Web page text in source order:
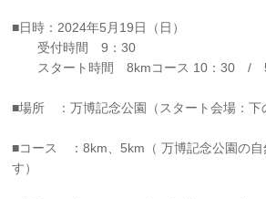
■日時：2024年5月19日（日）
受付時間 9：30
スタート時間 8kmコース 10：30 /
■場所 ：万博記念公園（スタート会場：下
■コース ：8km、5km（ 万博記念公園の自
す）